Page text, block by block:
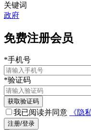
关键词
政府
免费注册会员
*手机号
*验证码
获取验证码
我已阅读并同意 《隐
注册/登录